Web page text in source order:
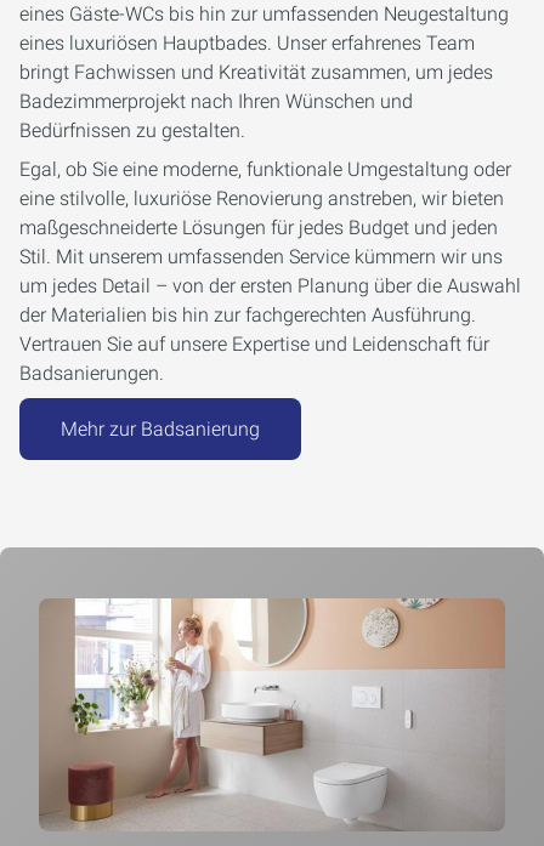
eines Gäste-WCs bis hin zur umfassenden Neugestaltung
eines luxuriösen Hauptbades. Unser erfahrenes Team
bringt Fachwissen und Kreativität zusammen, um jedes
Badezimmerprojekt nach Ihren Wünschen und
Bedürfnissen zu gestalten.
Egal, ob Sie eine moderne, funktionale Umgestaltung oder
eine stilvolle, luxuriöse Renovierung anstreben, wir bieten
maßgeschneiderte Lösungen für jedes Budget und jeden
Stil. Mit unserem umfassenden Service kümmern wir uns
um jedes Detail – von der ersten Planung über die Auswahl
der Materialien bis hin zur fachgerechten Ausführung.
Vertrauen Sie auf unsere Expertise und Leidenschaft für
Badsanierungen.
Mehr zur Badsanierung